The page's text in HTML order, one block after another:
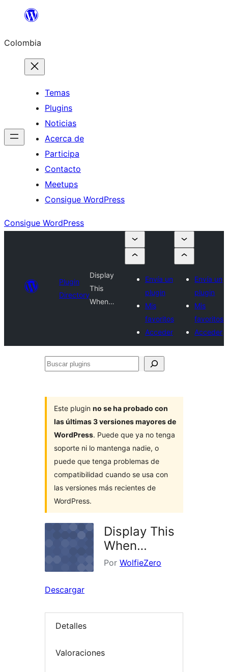
Saltar
contenido
Colombia
Temas
Plugins
Noticias
Acerca de
Participa
Contacto
Meetups
Consigue WordPress
Consigue WordPress
Plugin
Directory
Display
This
When…
Envía un
plugin
Mis
favoritos
Acceder
Envía un
plugin
Mis
favoritos
Acceder
Buscar
Este plugin no se ha probado con
las últimas 3 versiones mayores de
WordPress. Puede que ya no tenga
soporte ni lo mantenga nadie, o
puede que tenga problemas de
compatibilidad cuando se usa con
las versiones más recientes de
WordPress.
Display This
When…
Por WolfieZero
Descargar
Detalles
Valoraciones